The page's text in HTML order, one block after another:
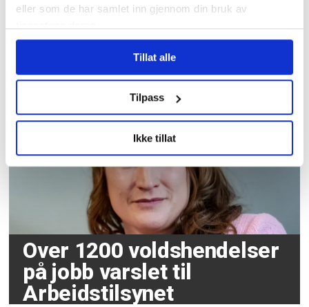
eller som de har samlet inn gjennom din bruk av
Tillat alle
Tilpass
Ikke tillat
Tidligere forbundsleder
hedret av AUF med eget
Utøya-rom
Over 1200 voldshendelser
på jobb varslet til
Arbeidstilsynet